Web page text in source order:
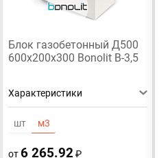
Блок газобетонный Д500
600х200х300 Bonolit В-3,5
Характеристики
шт м3
от 6 265.92₽